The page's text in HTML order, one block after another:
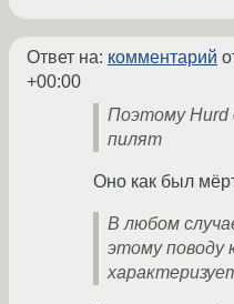
Ответ на: комментарий
+00:00
Поэтому Hurd
пилят
Оно как был
В любом
этому поводу